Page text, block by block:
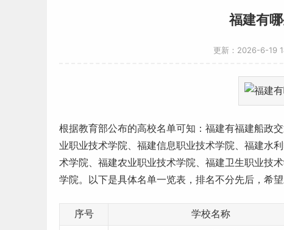
福建有
更新：2026-6-19
根据教育部公布的高校名单可知： 福建有福建船政
业职业技术学院、福建信息职业技术学院、福建水
术学院、福建农业职业技术学院、福建卫生职业技
学院。以下是具体名单一览表，排名不分先后，希望
序号 学校名称